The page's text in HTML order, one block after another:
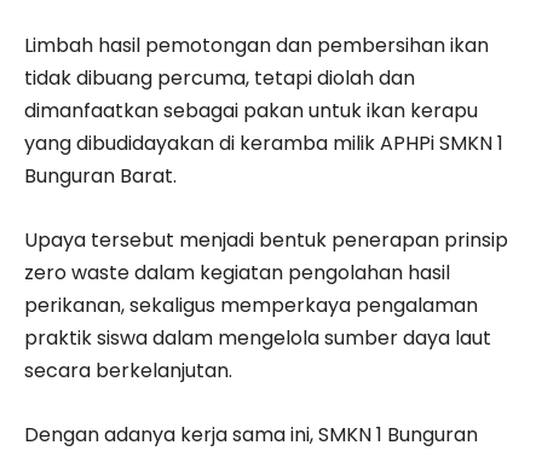
Limbah hasil pemotongan dan pembersihan ikan
tidak dibuang percuma, tetapi diolah dan
dimanfaatkan sebagai pakan untuk ikan kerapu
yang dibudidayakan di keramba milik APHPi SMKN 1
Bunguran Barat.
Upaya tersebut menjadi bentuk penerapan prinsip
zero waste dalam kegiatan pengolahan hasil
perikanan, sekaligus memperkaya pengalaman
praktik siswa dalam mengelola sumber daya laut
secara berkelanjutan.
Dengan adanya kerja sama ini, SMKN 1 Bunguran